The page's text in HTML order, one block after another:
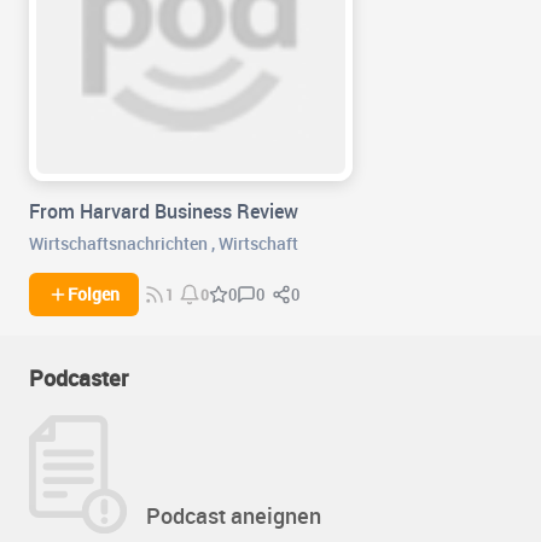
From Harvard Business Review
Wirtschaftsnachrichten ,Wirtschaft
Folgen 1 0 0 0 0
Podcaster
Podcast aneignen